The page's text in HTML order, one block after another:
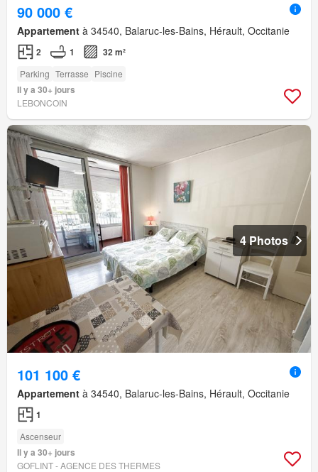
90 000 €
Appartement à 34540, Balaruc-les-Bains, Hérault, Occitanie
2 1 32 m²
Parking Terrasse Piscine
Il y a 30+ jours
LEBONCOIN
4 Photos
101 100 €
Appartement à 34540, Balaruc-les-Bains, Hérault, Occitanie
1
Ascenseur
Il y a 30+ jours
GOFLINT - AGENCE DES THERMES